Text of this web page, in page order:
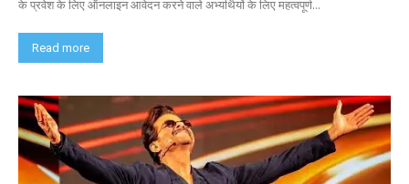
के प्रवेश के लिए ऑनलाइन आवेदन करने वाले अभ्यर्थियों के लिए महत्वपूर्ण...
Read more